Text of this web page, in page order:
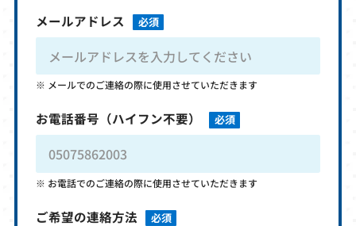
メールアドレス 必須
メールでのご連絡の際に使用させていただきます
お電話番号 （ハイフン不要） 必須
お電話でのご連絡の際に使用させていただきます
ご希望の連絡方法 必須